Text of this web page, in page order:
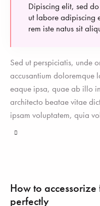
Dipiscing elit, sed
ut labore adipiscing
rem iste natus sit
Sed ut perspiciatis, unde
accusantium doloremque
eaque ipsa, quae ab illo
architecto beatae vitae
ipsam voluptatem, quia
How to
perfectly